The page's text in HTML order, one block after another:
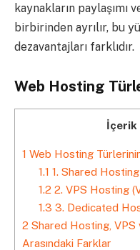
kaynakların paylaşımı
birbirinden ayrılır, bu
dezavantajları farklıdır.
Web Hosting
İçerik
1 Web Hosting
1.1 1. Shared Hosting
1.2 2. VPS Hosting
1.3 3. Dedicated
2 Shared Hosting,
Arasındaki Farklar